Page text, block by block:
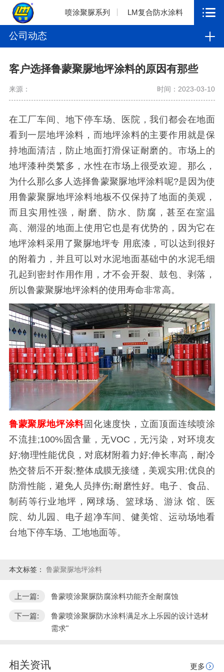
喷涂聚脲系列 LM复合防水涂料
公司动态
客户选择鲁蒙聚脲地坪涂料的原因有那些
来源： 时间：2023-03-10
在工厂车间、地下停车场、医院，我们都会在地面
看到一层地坪涂料，而地坪涂料的主要作用就是保
持地面清洁，防止地面打滑保证耐磨的。市场上的
地坪漆种类繁多，水性在市场上很受欢迎。那么，
为什么那么多人选择鲁蒙聚脲地坪涂料呢?是因为使
用鲁蒙聚脲地坪涂料地板不仅保持了地面的美观，
而且实用性强，耐磨、防水、防腐，甚至在室温
高、潮湿的地面上使用它也是有优势的，因为它在
地坪涂料采用了聚脲地坪专 用底漆，可以达到很好
的附着力，并且可以对水泥地面基础中的水泥毛细
孔起到密封作用作用，才不会开裂、鼓包、剥落，
所以鲁蒙聚脲地坪涂料的使用寿命非常高。
鲁蒙聚脲地坪涂料固化速度快，立面顶面连续喷涂
不流挂;100%固含量，无VOC，无污染，对环境友
好;物理性能优良，对底材附着力好;伸长率高，耐冷
热交替后不开裂;整体成膜无接缝，美观实用;优良的
防滑性能，避免人员摔伤;耐磨性好。电子、食品、
制药等行业地坪，网球场、篮球场、游泳 馆、医
院、幼儿园、电子超净车间、健美馆、运动场地看
台地下停车场、工地地面等。
本文标签： 鲁蒙聚脲地坪涂料
上一篇: 鲁蒙喷涂聚脲防腐涂料功能齐全耐腐蚀
下一篇:
鲁蒙喷涂聚脲防水涂料满足水上乐园的设计选材
需求"
相关资讯 更多